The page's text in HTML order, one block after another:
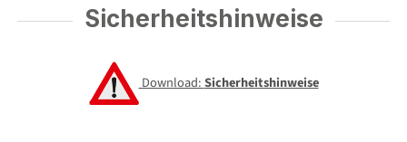
Sicherheitshinweise
Download:Sicherheitshinweise